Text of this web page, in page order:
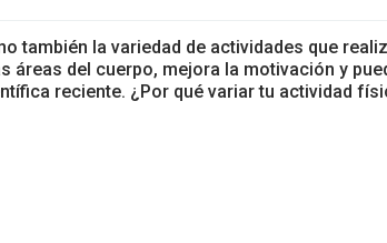
también la variedad de actividades que
del cuerpo, mejora la motivación y
reciente. ¿Por qué variar tu actividad